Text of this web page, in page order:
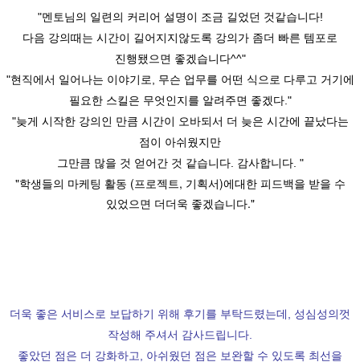
"멘토님의 일련의 커리어 설명이 조금 길었던 것같습니다!
다음 강의때는 시간이 길어지지않도록 강의가 좀더 빠른 템포로
진행됐으면 좋겠습니다^^"
"현직에서 일어나는 이야기로, 무슨 업무를 어떤 식으로 다루고 거기에
필요한 스킬은 무엇인지를 알려주면 좋겠다."
"늦게 시작한 강의인 만큼 시간이 오바되서 더 늦은 시간에 끝났다는
점이 아쉬웠지만
그만큼 많을 것 얻어간 것 같습니다. 감사합니다. "
"학생들의 마케팅 활동 (프로젝트, 기획서)에대한 피드백을 받을 수
있었으면 더더욱 좋겠습니다."
더욱 좋은 서비스로 보답하기 위해 후기를 부탁드렸는데, 성심성의껏
작성해 주셔서 감사드립니다.
좋았던 점은 더 강화하고, 아쉬웠던 점은 보완할 수 있도록 최선을